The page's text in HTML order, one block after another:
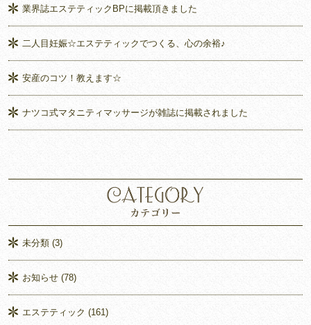
業界誌エステティックBPに掲載頂きました
二人目妊娠☆エステティックでつくる、心の余裕♪
安産のコツ！教えます☆
ナツコ式マタニティマッサージが雑誌に掲載されました
未分類 (3)
お知らせ (78)
エステティック (161)